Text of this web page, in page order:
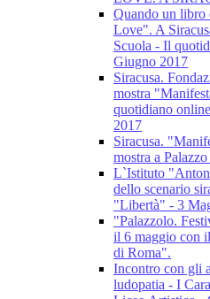
Quando un libro
Love". A
Scuola - Il
Giugno 2017
Siracusa.
mostra
quotidiano
2017
Siracusa.
mostra a
L`Istituto
dello scenario
"Libertà" - 3
"Palazzolo.
il 6 maggio con
di Roma".
Incontro con gli
ludopatia - I